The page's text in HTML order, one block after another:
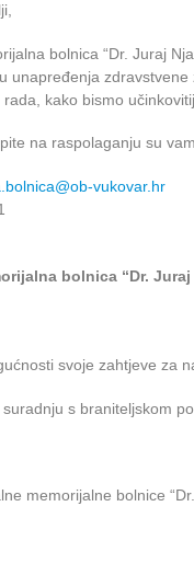
bolnica “Dr. Juraj
unapređenja
kako bismo
na raspolaganju su
vukovar.hr
bolnica “Dr.
svoje zahtjeve za
s braniteljskom
memorijalne bolnice